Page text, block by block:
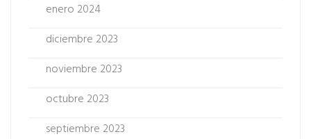
enero 2024
diciembre 2023
noviembre 2023
octubre 2023
septiembre 2023